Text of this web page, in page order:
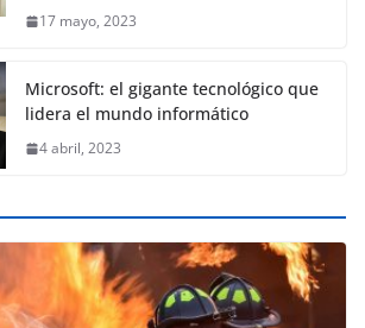
17 mayo, 2023
Microsoft: el gigante tecnológico que
lidera el mundo informático
4 abril, 2023